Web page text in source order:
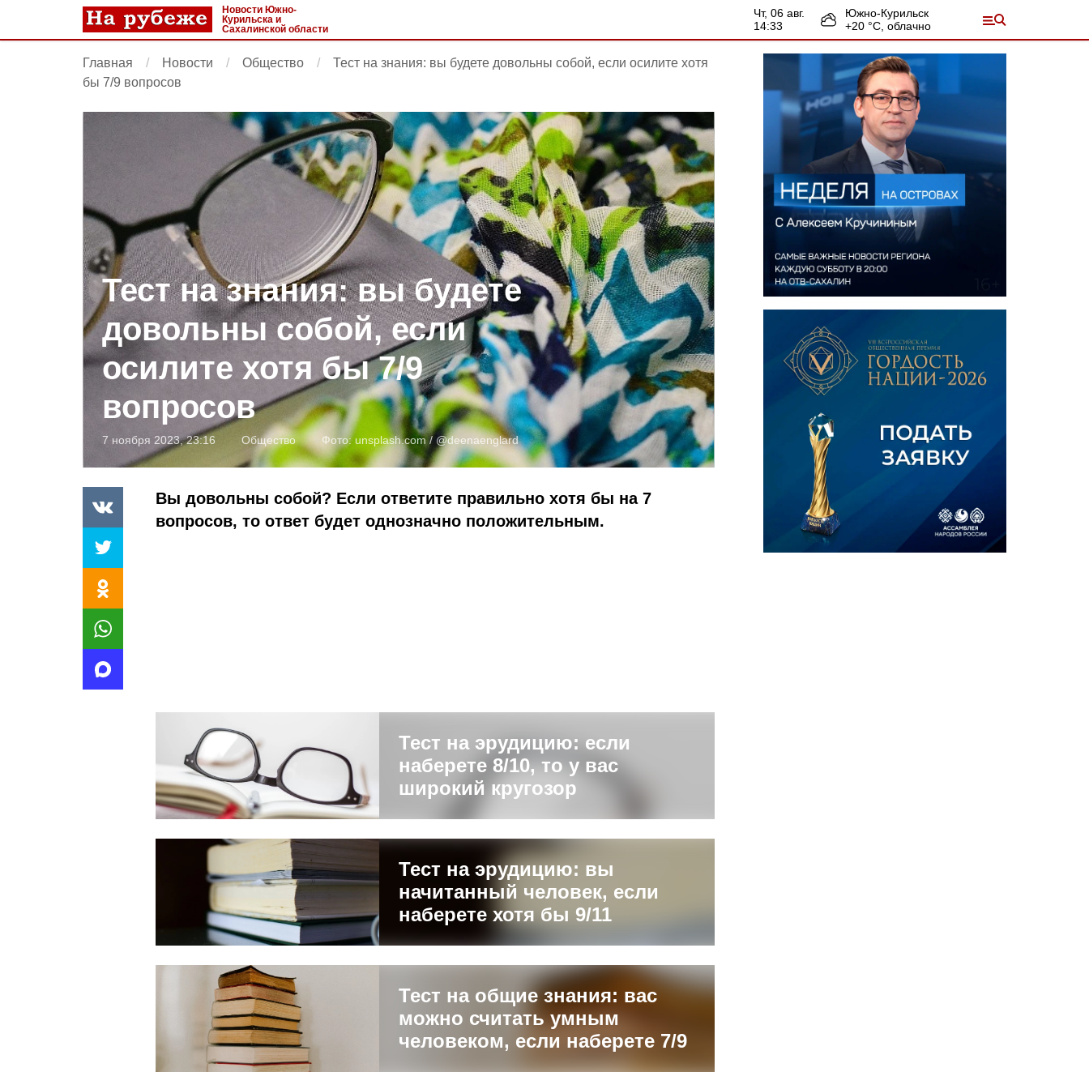
Новости Южно-
Курильска и
Сахалинской области
чт, 06 авг.
14:33
Южно-Курильск
+20 °С, облачно
Главная Новости Общество
Тест на знания: вы будете довольны собой, если осилите хотя
бы 7/9 вопросов
Тест на знания: вы будете
довольны собой, если
осилите хотя бы 7/9
вопросов
7 ноября 2023, 23:16 Общество Фото:unsplash.com/ @deenaenglard
Вы довольны собой? Если ответите правильно хотя бы на 7
вопросов, то ответ будет однозначно положительным.
Тест на эрудицию: если
наберете 8/10, то у вас
широкий кругозор
Тест на эрудицию: вы
начитанный человек, если
наберете хотя бы 9/11
Тест на общие знания: вас
можно считать умным
человеком, если наберете 7/9